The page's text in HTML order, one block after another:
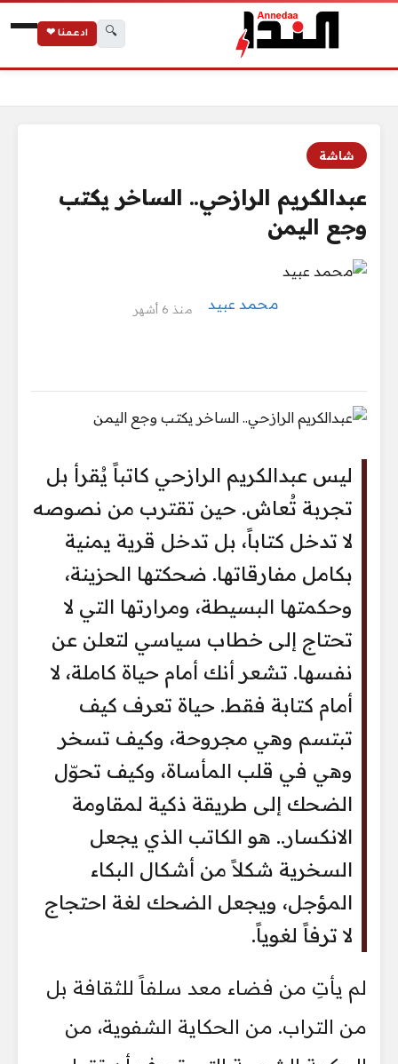
🔍 ادعمنا ❤
شاشة
عبدالكريم الرازحي.. الساخر يكتب
وجع اليمن
محمد عبيد منذ 6 أشهر
ليس عبدالكريم الرازحي كاتباً يُقرأ بل
تجربة تُعاش. حين تقترب من نصوصه
لا تدخل كتاباً، بل تدخل قرية يمنية
بكامل مفارقاتها. ضحكتها الحزينة،
وحكمتها البسيطة، ومرارتها التي لا
تحتاج إلى خطاب سياسي لتعلن عن
نفسها. تشعر أنك أمام حياة كاملة، لا
أمام كتابة فقط. حياة تعرف كيف
تبتسم وهي مجروحة، وكيف تسخر
وهي في قلب المأساة، وكيف تحوّل
الضحك إلى طريقة ذكية لمقاومة
الانكسار.. هو الكاتب الذي يجعل
السخرية شكلاً من أشكال البكاء
المؤجل، ويجعل الضحك لغة احتجاج
لا ترفاً لغوياً.
لم يأتِ من فضاء معد سلفاً للثقافة بل
من التراب. من الحكاية الشفوية، من